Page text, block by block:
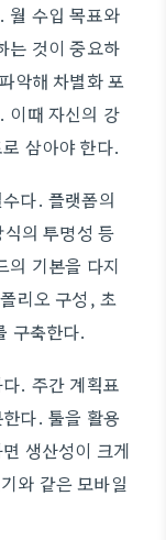
월 수입 목표와
는 것이 중요하
악해 차별화 포
이때 자신의 강
삼아야 한다.
다. 플랫폼의
의 투명성 등
의 기본을 다지
리오 구성, 초
구축한다.
. 주간 계획표
다. 툴을 활용
생산성이 크게
와 같은 모바일